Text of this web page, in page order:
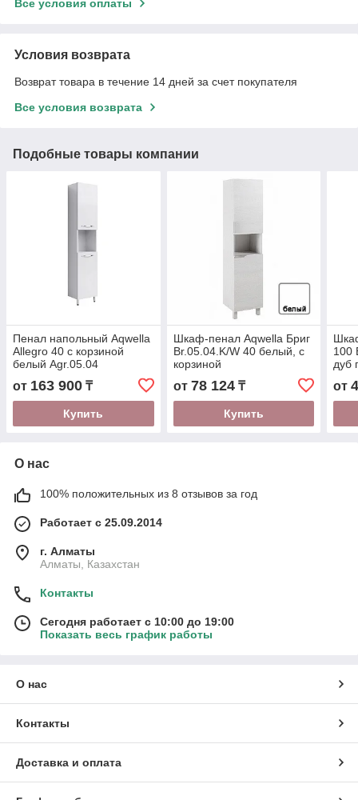
Все условия оплаты
Условия возврата
Возврат товара в течение 14 дней за счет покупателя
Все условия возврата
Подобные товары компании
Пенал напольный Aqwella
Allegro 40 с корзиной
белый Agr.05.04
от 163 900 ₸
Купить
Шкаф-пенал Aqwella Бриг
Br.05.04.K/W 40 белый, с
корзиной
от 78 124₸
Купить
100
дуб
от
О нас
100% положительных из 8 отзывов за год
Работает с 25.09.2014
г. Алматы
Алматы, Казахстан
Контакты
Сегодня работает с 10:00 до 19:00
Показать весь график работы
О нас
Контакты
Доставка и оплата